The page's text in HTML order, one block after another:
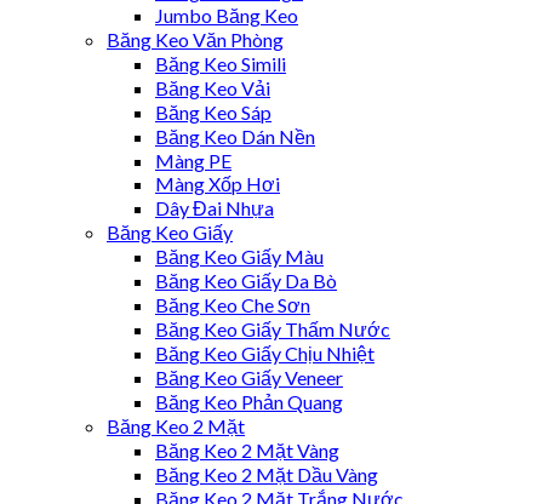
Jumbo Băng Keo
Băng Keo Văn Phòng
Băng Keo Simili
Băng Keo Vải
Băng Keo Sáp
Băng Keo Dán Nền
Màng PE
Màng Xốp Hơi
Dây Đai Nhựa
Băng Keo Giấy
Băng Keo Giấy Màu
Băng Keo Giấy Da Bò
Băng Keo Che Sơn
Băng Keo Giấy Thấm Nước
Băng Keo Giấy Chịu Nhiệt
Băng Keo Giấy Veneer
Băng Keo Phản Quang
Băng Keo 2 Mặt
Băng Keo 2 Mặt Vàng
Băng Keo 2 Mặt Dầu Vàng
Băng Keo 2 Mặt Trắng Nước